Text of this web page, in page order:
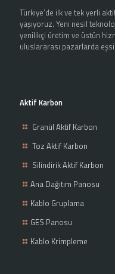
Türkiye’de ilk ve tek yerli
yaşıyoruz. Yeni nesil
yenilikçi üretim ve üstün
uluslararası pazarlarda
Aktif Karbon
Granül Aktif Karbon
Toz Aktif Karbon
Silindirik Aktif Karbon
Ana Dağıtım Panosu
Kablo Gruplama
GES Panosu
Kablo Krimpleme